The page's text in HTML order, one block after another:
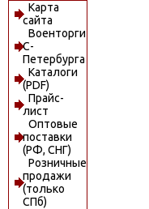
Карта
сайта
Военторги
С-
Петербурга
Каталоги
(PDF)
Прайс-
лист
Оптовые
поставки
(РФ, СНГ)
Розничные
продажи
(только
СПб)